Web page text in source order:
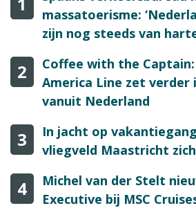
massatoerisme:
zijn nog steeds van
2
Coffee with the
America Line zet
vanuit Nederland
3
In jacht op
vliegveld Maastricht
4
Michel van der Stelt
Executive bij MSC